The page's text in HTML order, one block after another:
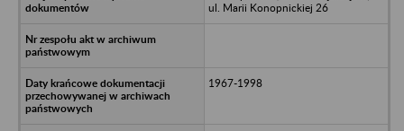
ul. Marii Konopnickiej 26
1967-1998